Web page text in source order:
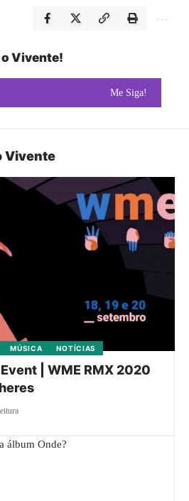
Vivente!
Me Siga!
Vivente
MÚSICA NOTÍCIAS
| WME RMX 2020